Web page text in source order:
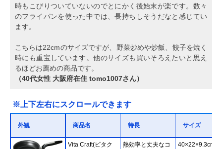
時もこびりついていないのでとにかく後始末が楽です。数々
のフライパンを使った中では、長持ちしそうだなと感じてい
ます。
こちらは22cmのサイズですが、野菜炒めや炒飯、餃子を焼く
時にも重宝しています。他のサイズも買いそろえたいと思え
るほどお薦めの商品です。
（40代女性 大阪府在住 tomo1007さん）
※上下左右にスクロールできます
外観 商品名 特長 サイズ
‎Vita Craft(ビタク
熱効率と丈夫なコ
40×22×9.3cm、